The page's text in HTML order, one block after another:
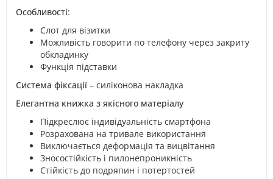
Особливості:
Слот для візитки
Можливість говорити по телефону через закриту
обкладинку
Функція підставки
Система фіксації – силіконова накладка
Елегантна книжка з якісного матеріалу
Підкреслює індивідуальність смартфона
Розрахована на тривале використання
Виключається деформація та вицвітання
Зносостійкість і пилонепроникність
Стійкість до подряпин і потертостей